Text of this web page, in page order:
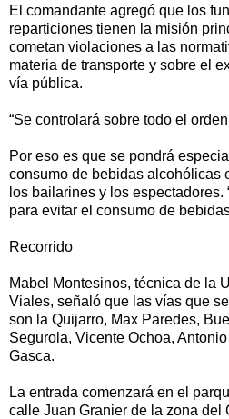
El comandante agregó que los
reparticiones tienen la misión
cometan violaciones a las
materia de transporte y sobre el
vía pública.
“Se controlará sobre todo el
Por eso es que se pondrá
consumo de bebidas alcohólicas
los bailarines y los
para evitar el consumo de
Recorrido
Mabel Montesinos, técnica de la
Viales, señaló que las vías que
son la Quijarro, Max Paredes,
Segurola, Vicente Ochoa,
Gasca.
La entrada comenzará en el
calle Juan Granier de la zona del